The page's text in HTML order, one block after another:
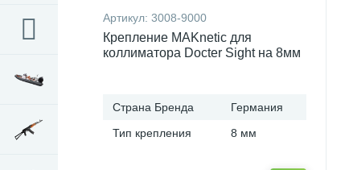
Артикул: 3008-9000
Крепление MAKnetic для
коллиматора Docter Sight на 8мм
Страна Бренда
Германия
Тип крепления
8 мм